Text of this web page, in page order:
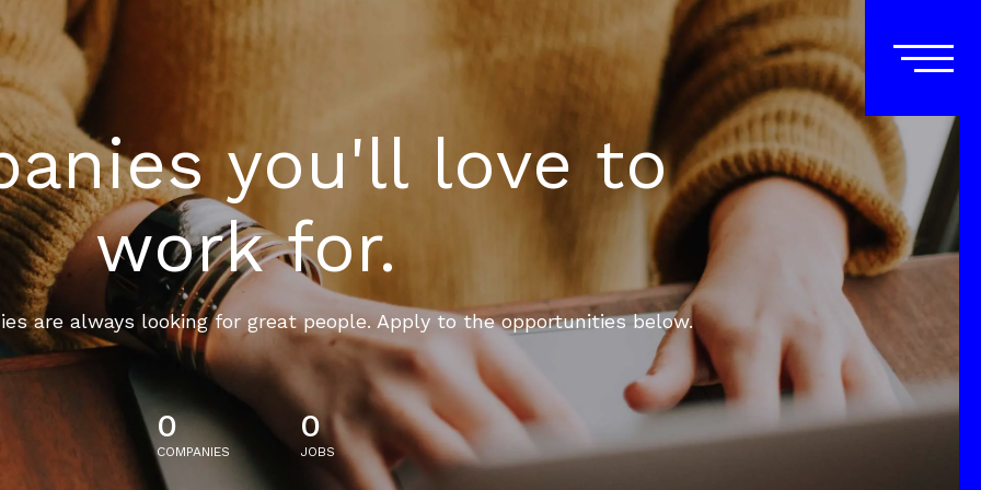
you'll love to
work for.
are always looking for great people. Apply to the opportunities below.
0
COMPANIES
0
JOBS